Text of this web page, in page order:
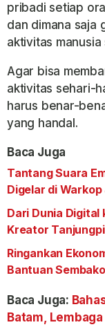
pribadi setiap
dan dimana saja
aktivitas
Agar bisa
aktivitas sehari-
harus benar-
yang handal.
Baca Juga
Tantang Suara
Digelar di
Dari Dunia Digital
Kreator
Ringankan
Bantuan
Baca Juga:
Batam,